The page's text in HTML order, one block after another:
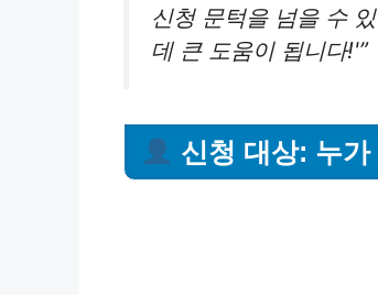
신청 문턱을 넘을 수
데 큰 도움이 됩니다!'”
신청 대상: 누